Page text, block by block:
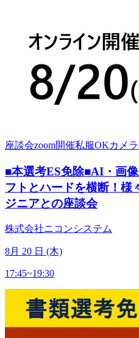
座談会zoom開催私服OKカメ
■本選考ES免除■AI・画
フトとハードを横断！様
ジニアとの座談会
株式会社ニコンシステム
8月 20 日 (木)
17:45~19:30